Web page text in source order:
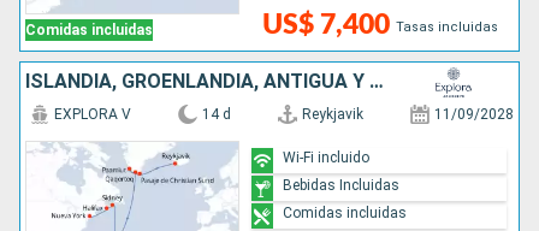
Comidas incluidas US$ 7,400 Tasas incluidas
ISLANDIA, GROENLANDIA, ANTIGUA Y BARBUDA, CANADÁ, ESTADOS UNIDOS
EXPLORA V 14 d Reykjavik 11/09/2028
Wi-Fi incluido
Bebidas Incluidas
Comidas incluidas